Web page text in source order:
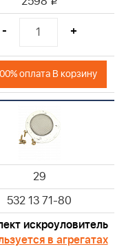
- +
оплата В корзину
29
532 13 71-80
искроуловитель
в агрегатах